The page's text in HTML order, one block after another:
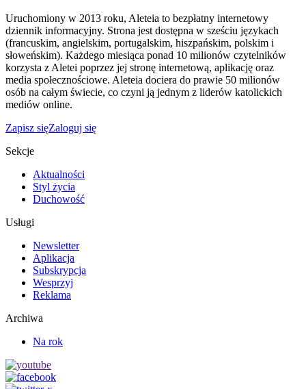
Uruchomiony w 2013 roku, Aleteia to bezpłatny internetowy
dziennik informacyjny. Strona jest dostępna w sześciu językach
(francuskim, angielskim, portugalskim, hiszpańskim, polskim i
słoweńskim). Każdego miesiąca ponad 10 milionów czytelników
korzysta z Aletei poprzez jej stronę internetową, aplikację oraz
media społecznościowe. Aleteia dociera do prawie 50 milionów
osób na całym świecie, co czyni ją jednym z liderów katolickich
mediów online.
Zapisz sięZaloguj się
Sekcje
Aktualności
Styl życia
Duchowość
Usługi
Newsletter
Aplikacja
Subskrypcja
Wesprzyj
Reklama
Archiwa
Na rok